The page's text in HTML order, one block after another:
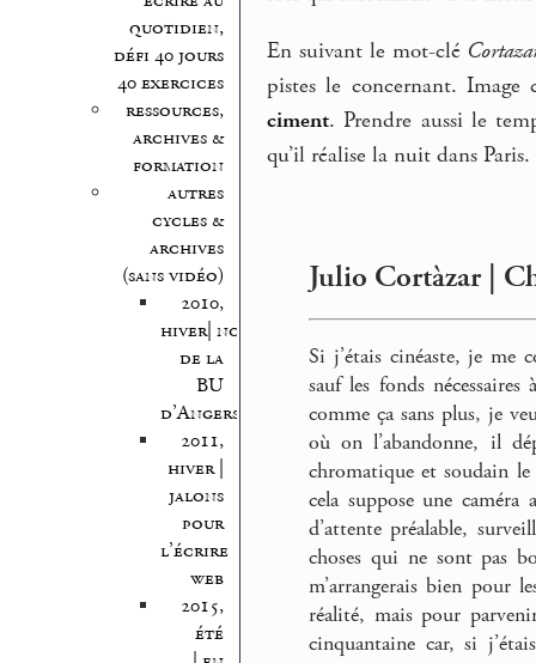
quotidien,
défi 40 jours
40 exercices
ressources,
archives &
formation
autres
cycles &
archives
(sans vidéo)
2010,
hiver| nocturnes
de la
BU
d’Angers
2011,
hiver |
jalons
pour
l’écrire
web
2015,
été
En suivant le mot-clé
pistes le concernant.
ciment. Prendre aussi le
qu’il réalise la nuit dans Paris.
Julio Cortàzar |
Si j’étais cinéaste, je me
sauf les fonds
comme ça sans plus, je
où on l’abandonne, il
chromatique et soudain
cela suppose une
d’attente préalable,
choses qui ne sont pas
m’arrangerais bien pour
réalité, mais pour
cinquantaine car, si